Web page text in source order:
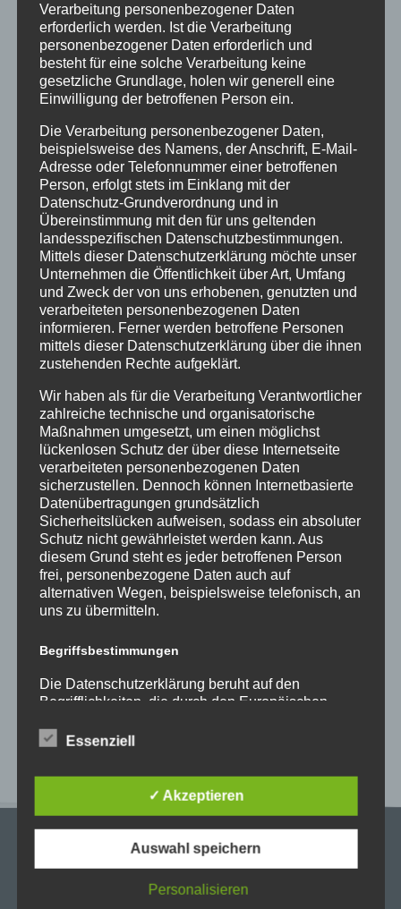
Vormitta
ging
schnell
herum
und
auch
sehr viel Spaß. Auf unserem Rückweg zum Bus
fütterten wir noch Eichhörnchen und Vögel mit
Erdnüssen, was auch ein schönes Erlebnis war.
Weitere Eindrücke gibt es in unsererMediengalerie
Text: Hendrik Jutzler
Fotos: Gabriele Arning
Neueste Beiträge
Schöne Sommerferien
Sportfest 2026 im Goystadion
Gruß vom Förderverein
Gemeinschaft
Exkursionstag der Einführungsphase (EF/11)
Neueste Kommentare
Verarbeitung personenbezogener Daten
erforderlich werden. Ist die Verarbeitung
personenbezogener Daten erforderlich und
besteht für eine solche Verarbeitung keine
gesetzliche Grundlage, holen wir generell eine
Einwilligung der betroffenen Person ein.
Die Verarbeitung personenbezogener Daten,
beispielsweise des Namens, der Anschrift, E-Mail-
Adresse oder Telefonnummer einer betroffenen
Person, erfolgt stets im Einklang mit der
Datenschutz-Grundverordnung und in
Übereinstimmung mit den für uns geltenden
landesspezifischen Datenschutzbestimmungen.
Mittels dieser Datenschutzerklärung möchte unser
Unternehmen die Öffentlichkeit über Art, Umfang
und Zweck der von uns erhobenen, genutzten und
verarbeiteten personenbezogenen Daten
informieren. Ferner werden betroffene Personen
mittels dieser Datenschutzerklärung über die ihnen
zustehenden Rechte aufgeklärt.
Wir haben als für die Verarbeitung Verantwortlicher
zahlreiche technische und organisatorische
Maßnahmen umgesetzt, um einen möglichst
lückenlosen Schutz der über diese Internetseite
verarbeiteten personenbezogenen Daten
sicherzustellen. Dennoch können Internetbasierte
Datenübertragungen grundsätzlich
Sicherheitslücken aufweisen, sodass ein absoluter
Schutz nicht gewährleistet werden kann. Aus
diesem Grund steht es jeder betroffenen Person
frei, personenbezogene Daten auch auf
alternativen Wegen, beispielsweise telefonisch, an
uns zu übermitteln.
Begriffsbestimmungen
Die Datenschutzerklärung beruht auf den
Begrifflichkeiten, die durch den Europäischen
der Datenschutz-Grundverordnung (DS-GVO)
soll sowohl für die Öffentlichkeit als auch für
unsere Kunden und Geschäftspartner einfach
gewährleisten, möchten wir vorab die verwendeten
Begrifflichkeiten erläutern.
unter anderem die folgenden Begriffe:
Essenziell
✓ Akzeptieren
Auswahl speichern
Personalisieren